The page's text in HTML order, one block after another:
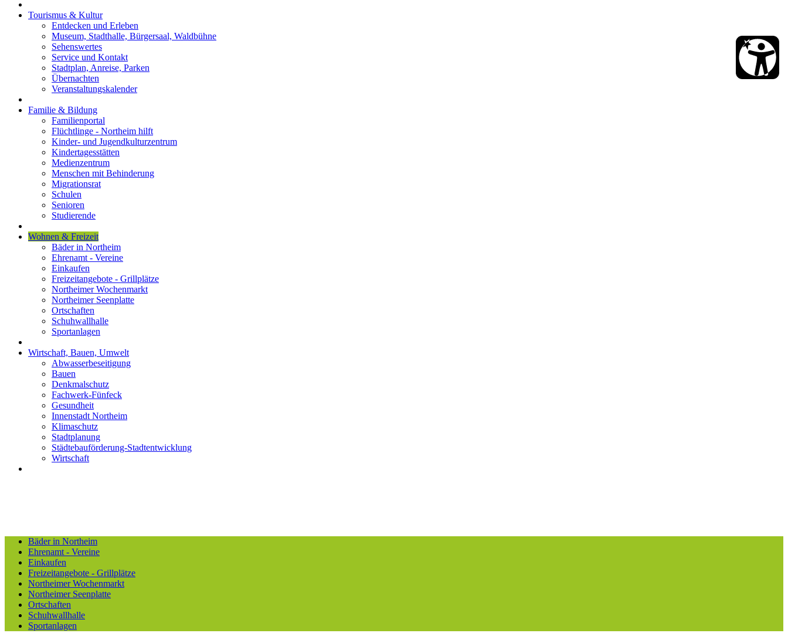
Tourismus & Kultur
Entdecken und Erleben
Museum, Stadthalle, Bürgersaal, Waldbühne
Sehenswertes
Service und Kontakt
Stadtplan, Anreise, Parken
Übernachten
Veranstaltungskalender
Familie & Bildung
Familienportal
Flüchtlinge - Northeim hilft
Kinder- und Jugendkulturzentrum
Kindertagesstätten
Medienzentrum
Menschen mit Behinderung
Migrationsrat
Schulen
Senioren
Studierende
Wohnen & Freizeit
Bäder in Northeim
Ehrenamt - Vereine
Einkaufen
Freizeitangebote - Grillplätze
Northeimer Wochenmarkt
Northeimer Seenplatte
Ortschaften
Schuhwallhalle
Sportanlagen
Wirtschaft, Bauen, Umwelt
Abwasserbeseitigung
Bauen
Denkmalschutz
Fachwerk-Fünfeck
Gesundheit
Innenstadt Northeim
Klimaschutz
Stadtplanung
Städtebauförderung-Stadtentwicklung
Wirtschaft
Bäder in Northeim
Ehrenamt - Vereine
Einkaufen
Freizeitangebote - Grillplätze
Northeimer Wochenmarkt
Northeimer Seenplatte
Ortschaften
Schuhwallhalle
Sportanlagen